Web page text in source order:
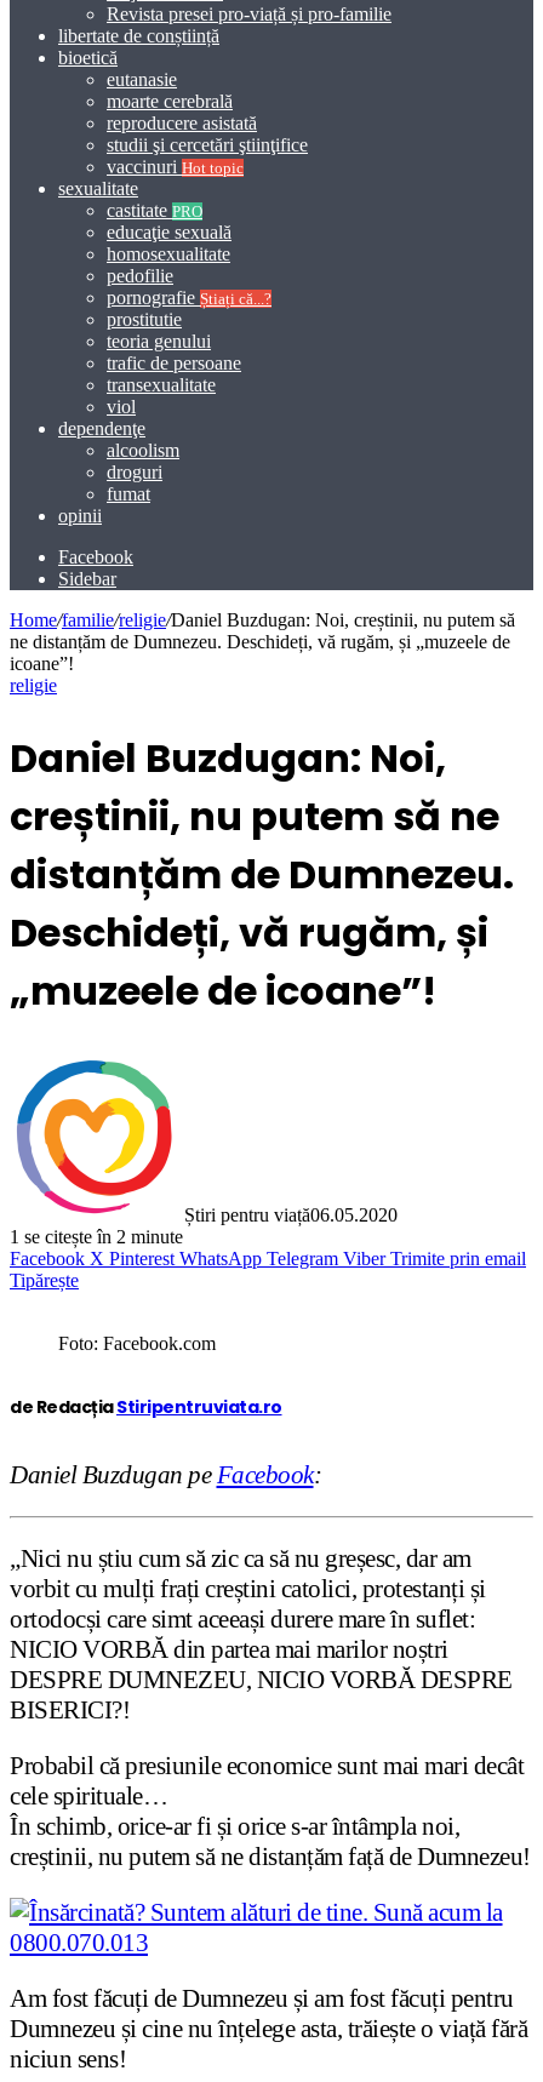
Revista presei pro-viață și pro-familie
libertate de conștiință
bioetică
eutanasie
moarte cerebrală
reproducere asistată
studii şi cercetări ştiinţifice
vaccinuri Hot topic
sexualitate
castitate PRO
educaţie sexuală
homosexualitate
pedofilie
pornografie Știați că...?
prostitutie
teoria genului
trafic de persoane
transexualitate
viol
dependenţe
alcoolism
droguri
fumat
opinii
Facebook
Sidebar
Home/familie/religie/Daniel Buzdugan: Noi, creștinii, nu putem să
ne distanțăm de Dumnezeu. Deschideți, vă rugăm, și „muzeele de
icoane”!
religie
Daniel Buzdugan: Noi,
creștinii, nu putem să ne
distanțăm de Dumnezeu.
Deschideți, vă rugăm, și
„muzeele de icoane”!
Știri pentru viață06.05.2020
1 se citește în 2 minute
Facebook X Pinterest WhatsApp Telegram Viber Trimite prin email
Tipărește
Foto: Facebook.com
de RedacțiaStiripentruviata.ro
Daniel Buzdugan pe Facebook:
„Nici nu știu cum să zic ca să nu greșesc, dar am
vorbit cu mulți frați creștini catolici, protestanți și
ortodocși care simt aceeași durere mare în suflet:
NICIO VORBĂ din partea mai marilor noștri
DESPRE DUMNEZEU, NICIO VORBĂ DESPRE
BISERICI?!
Probabil că presiunile economice sunt mai mari decât
cele spirituale…
În schimb, orice-ar fi și orice s-ar întâmpla noi,
creștinii, nu putem să ne distanțăm față de Dumnezeu!
Am fost făcuți de Dumnezeu și am fost făcuți pentru
Dumnezeu și cine nu înțelege asta, trăiește o viață fără
niciun sens!